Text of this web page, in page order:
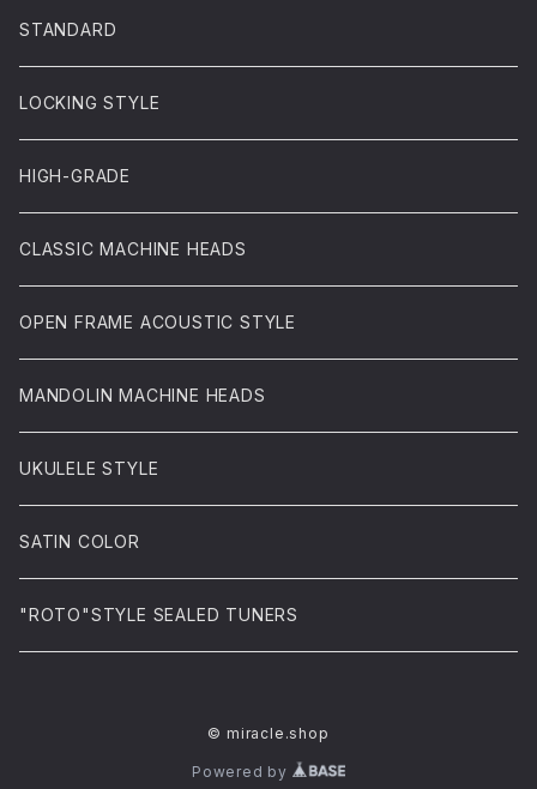
STANDARD
LOCKING STYLE
HIGH-GRADE
CLASSIC MACHINE HEADS
OPEN FRAME ACOUSTIC STYLE
MANDOLIN MACHINE HEADS
UKULELE STYLE
SATIN COLOR
"ROTO"STYLE SEALED TUNERS
© miracle.shop
Powered by